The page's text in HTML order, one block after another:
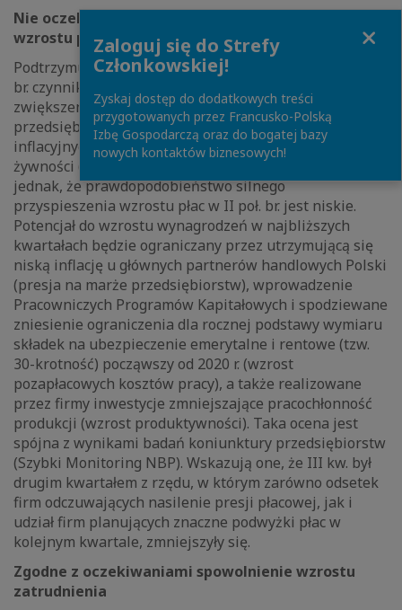
Nie oczekujmy dalszego silnego przyspieszenia
wzrostu płac
Podtrzymujemy naszą ocenę, zgodnie z którą do końca
br. czynnikiem oddziałującym w kierunku łagodnego
zwiększenia tempa wzrostu płac w sektorze
przedsiębiorstw będzie nasilenie oczekiwań
inflacyjnych wywołane zwiększeniem dynamiki cen
żywności (por. MAKROmapa z 8.07.2019). Uważamy
jednak, że prawdopodobieństwo silnego
przyspieszenia wzrostu płac w II poł. br. jest niskie.
Potencjał do wzrostu wynagrodzeń w najbliższych
kwartałach będzie ograniczany przez utrzymującą się
niską inflację u głównych partnerów handlowych Polski
(presja na marże przedsiębiorstw), wprowadzenie
Pracowniczych Programów Kapitałowych i spodziewane
zniesienie ograniczenia dla rocznej podstawy wymiaru
składek na ubezpieczenie emerytalne i rentowe (tzw.
30-krotność) począwszy od 2020 r. (wzrost
pozapłacowych kosztów pracy), a także realizowane
przez firmy inwestycje zmniejszające pracochłonność
produkcji (wzrost produktywności). Taka ocena jest
spójna z wynikami badań koniunktury przedsiębiorstw
(Szybki Monitoring NBP). Wskazują one, że III kw. był
drugim kwartałem z rzędu, w którym zarówno odsetek
firm odczuwających nasilenie presji płacowej, jak i
udział firm planujących znaczne podwyżki płac w
kolejnym kwartale, zmniejszyły się.
Zgodne z oczekiwaniami spowolnienie wzrostu
zatrudnienia
Zaloguj się do Strefy
Członkowskiej!
Zyskaj dostęp do dodatkowych treści
przygotowanych przez Francusko-Polską
Izbę Gospodarczą oraz do bogatej bazy
nowych kontaktów biznesowych!